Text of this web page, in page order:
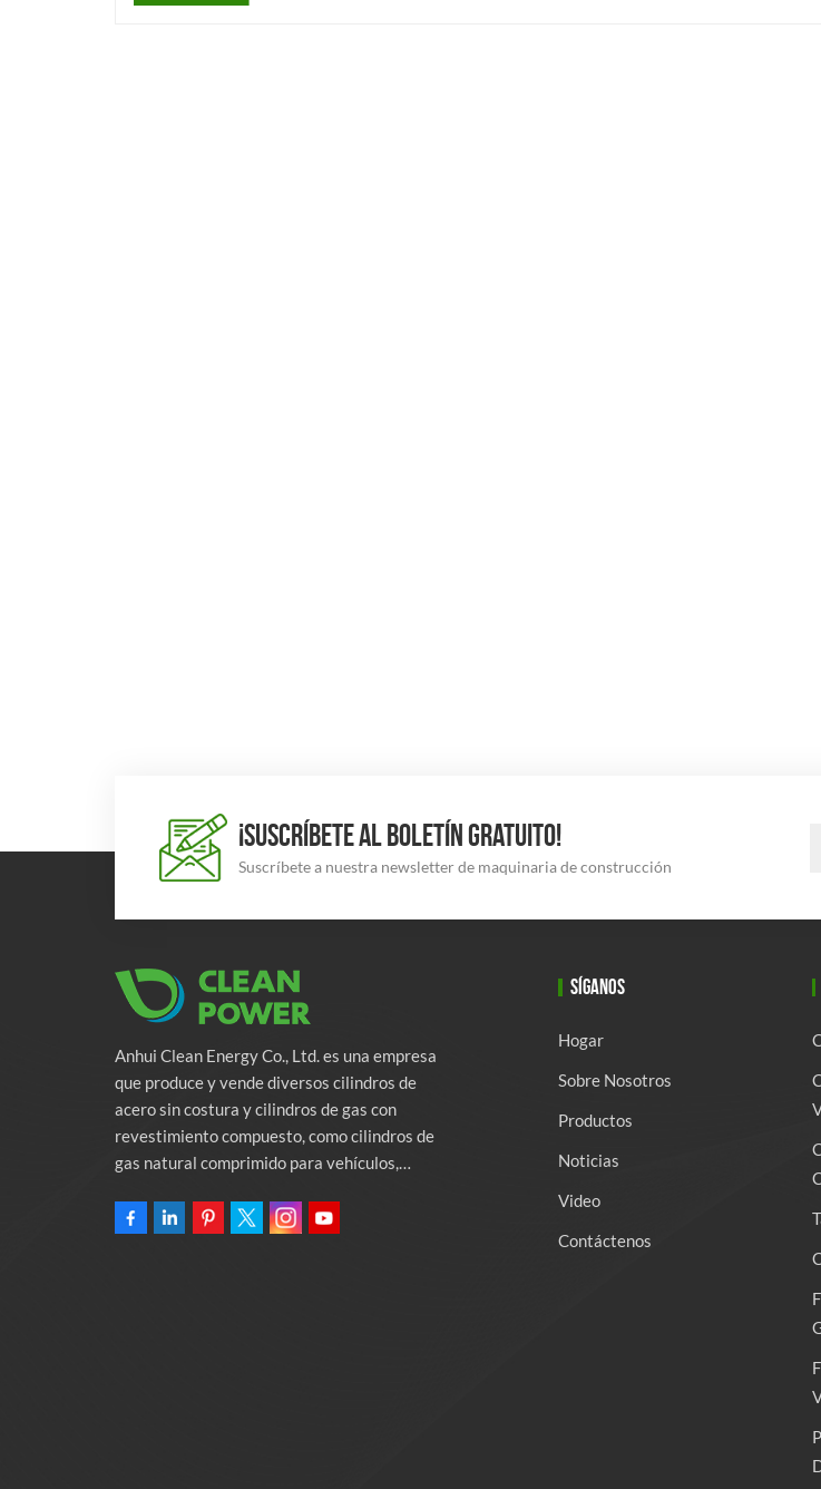
¡SUSCRÍBETE AL BOLETÍN GRATUITO!
Suscríbete a nuestra newsletter de maquinaria de construcción
Anhui Clean Energy Co., Ltd. es una empresa
que produce y vende diversos cilindros de
acero sin costura y cilindros de gas con
revestimiento compuesto, como cilindros de
gas natural comprimido para vehículos,
incendios. La empresa se compromete a
SÍGANOS
Hogar
Sobre Nosotros
Productos
Noticias
Video
Contáctenos